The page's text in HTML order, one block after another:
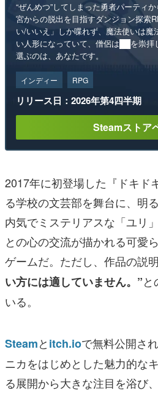
“ぜんめつ”してしまった勇者パーティ
宮からの脱出を目指すダンジョン探索
い/いいえ」しか喋れず、魔法使いは
い人形になっていて、僧侶は██を崇拝
選ぶのは、あなたです。
インディー RPG
リリース日：2026年第4四半期
Steamストア
2017年に初登場した『ドキド
る学校の文芸部を舞台に、明
内気でミステリアスな「ユリ
との心の交流が描かれる可愛
ゲームだ。ただし、作品の説
い方には適していません。”
いる。
Steamとitch.ioで無料公開さ
ニカをはじめとした魅力的な
る展開から大きな注目を浴び